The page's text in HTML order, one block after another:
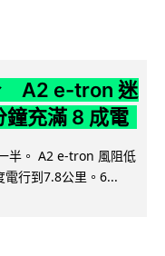
A2 e-tron 迷
充滿 8 成電
半。 A2 e-tron 風阻低
行到7.8公里。6...